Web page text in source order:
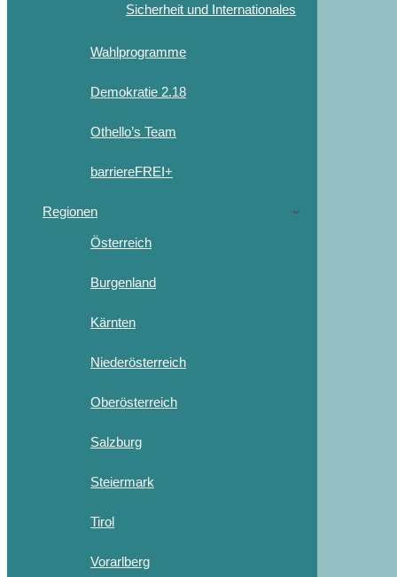
Sicherheit und Internationales
Wahlprogramme
Demokratie 2.18
Othello’s Team
barriereFREI+
Regionen
Österreich
Burgenland
Kärnten
Niederösterreich
Oberösterreich
Salzburg
Steiermark
Tirol
Vorarlberg